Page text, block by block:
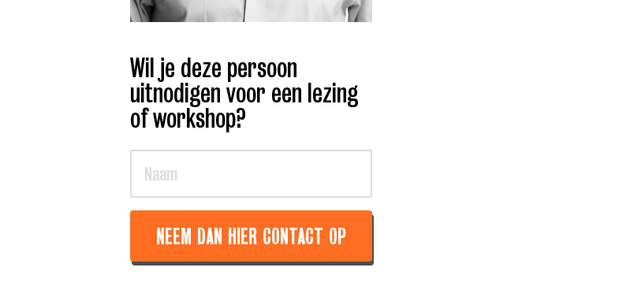
Wil je deze persoon
uitnodigen voor een lezing
of workshop?
NEEM DAN HIER CONTACT OP